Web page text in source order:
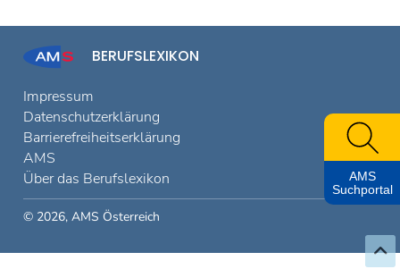
BERUFSLEXIKON
Impressum
Datenschutzerklärung
Barrierefreiheitserklärung
AMS
Über das Berufslexikon
© 2026, AMS Österreich
AMS
Suchportal